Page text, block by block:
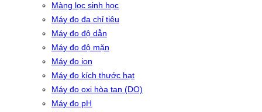
Màng lọc sinh học
Máy đo đa chỉ tiêu
Máy đo độ dẫn
Máy đo độ mặn
Máy đo ion
Máy đo kích thước hạt
Máy đo oxi hòa tan (DO)
Máy đo pH